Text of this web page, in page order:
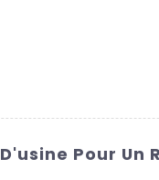
Pour Un